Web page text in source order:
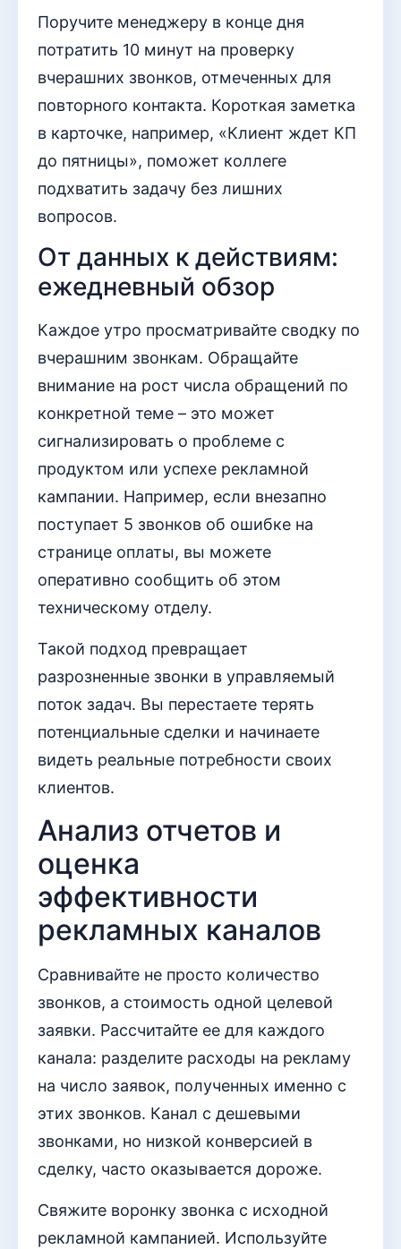
Поручите менеджеру в конце дня
потратить 10 минут на проверку
вчерашних звонков, отмеченных для
повторного контакта. Короткая заметка
в карточке, например, «Клиент ждет КП
до пятницы», поможет коллеге
подхватить задачу без лишних
вопросов.
От данных к действиям:
ежедневный обзор
Каждое утро просматривайте сводку по
вчерашним звонкам. Обращайте
внимание на рост числа обращений по
конкретной теме – это может
сигнализировать о проблеме с
продуктом или успехе рекламной
кампании. Например, если внезапно
поступает 5 звонков об ошибке на
странице оплаты, вы можете
оперативно сообщить об этом
техническому отделу.
Такой подход превращает
разрозненные звонки в управляемый
поток задач. Вы перестаете терять
потенциальные сделки и начинаете
видеть реальные потребности своих
клиентов.
Анализ отчетов и
оценка
эффективности
рекламных каналов
Сравнивайте не просто количество
звонков, а стоимость одной целевой
заявки. Рассчитайте ее для каждого
канала: разделите расходы на рекламу
на число заявок, полученных именно с
этих звонков. Канал с дешевыми
звонками, но низкой конверсией в
сделку, часто оказывается дороже.
Свяжите воронку звонка с исходной
рекламной кампанией. Используйте